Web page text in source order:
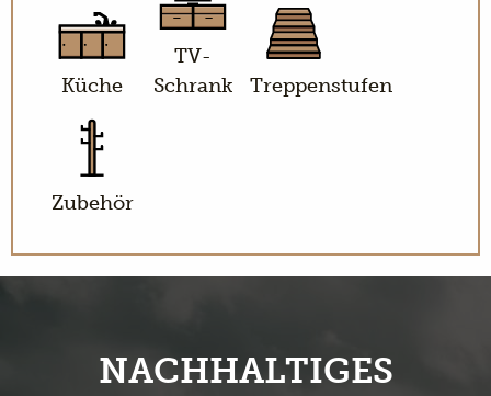
Küche
TV-
Schrank
Treppenstufen
Zubehör
NACHHALTIGES